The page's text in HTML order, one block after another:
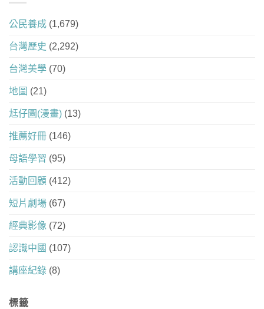
公民養成 (1,679)
台灣歷史 (2,292)
台灣美學 (70)
地圖 (21)
尪仔圖(漫畫) (13)
推薦好冊 (146)
母語學習 (95)
活動回顧 (412)
短片劇場 (67)
經典影像 (72)
認識中國 (107)
講座紀錄 (8)
標籤